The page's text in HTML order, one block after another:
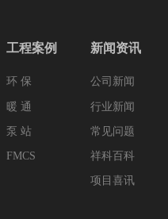
工程案例
环 保
暖 通
泵 站
FMCS
新闻资讯
公司新闻
行业新闻
常见问题
祥科百科
项目喜讯